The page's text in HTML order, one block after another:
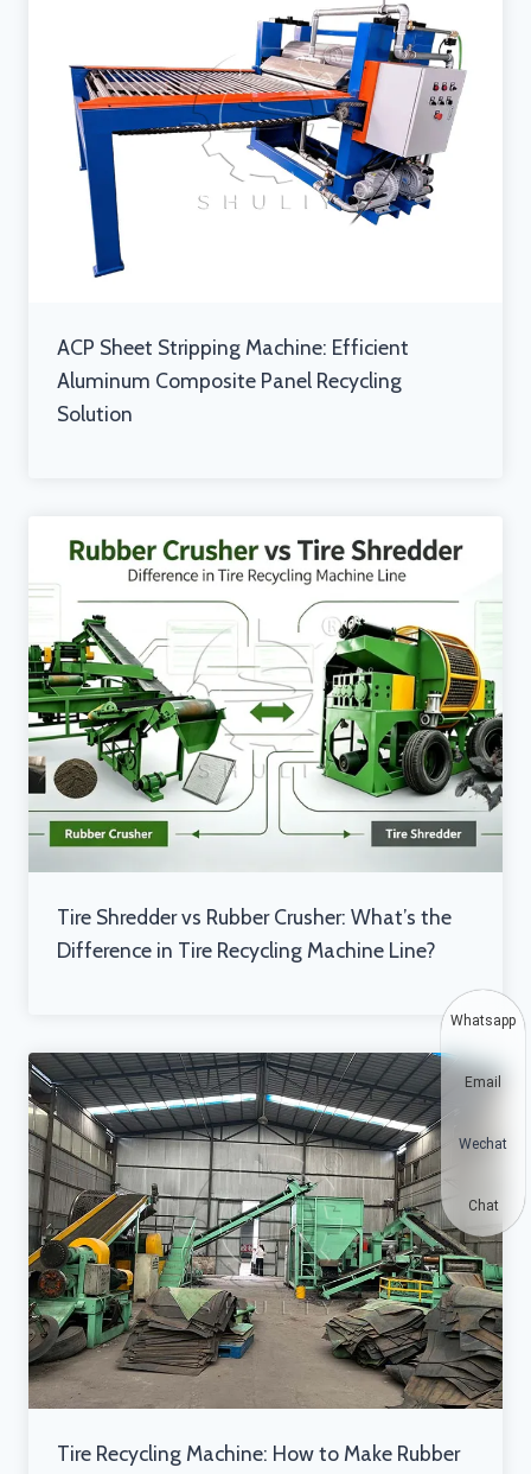
ACP Sheet Stripping Machine: Efficient
Aluminum Composite Panel Recycling
Solution
Tire Shredder vs Rubber Crusher: What’s the
Difference in Tire Recycling Machine Line?
Tire Recycling Machine: How to Make Rubber
Whatsapp
Email
Wechat
Chat